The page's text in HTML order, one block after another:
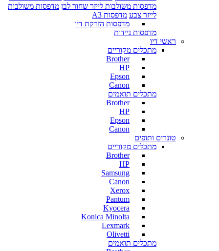
מדפסות משולבות לייזר שחור לבן מדפסות משולבות
לייזר צבע מדפסות A3
מדפסות הזרקת דיו
מדפסות ניידות
ראשי דיו
מתכלים מקוריים
Brother
HP
Epson
Canon
מתכלים תואמים
Brother
HP
Epson
Canon
טונרים ותופים
מתכלים מקוריים
Brother
HP
Samsung
Canon
Xerox
Pantum
Kyocera
Konica Minolta
Lexmark
Olivetti
מתכלים תואמים